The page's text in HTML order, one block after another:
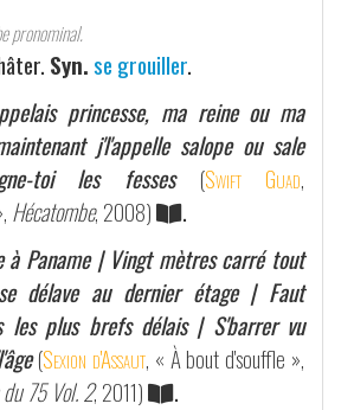
pronominal.
Syn.se grouiller.
princesse, ma reine ou ma
j'l'appelle salope ou sale
toi les fesses
(Swift Guad,
Hécatombe, 2008)
.
à Paname | Vingt mètres carré tout
délave au dernier étage | Faut
les plus brefs délais | S'barrer vu
(Sexion d'Assaut, « À bout d'souffle »,
75 Vol. 2, 2011)
.